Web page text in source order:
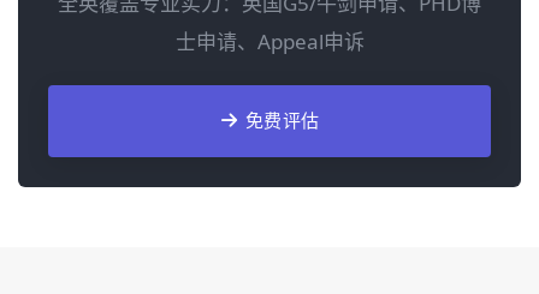
士申请、Appeal申诉
免费评估